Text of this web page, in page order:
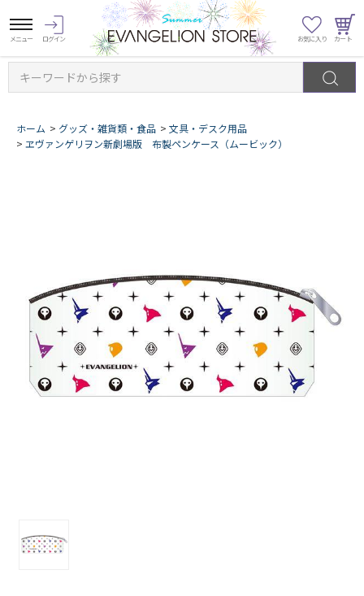
キーワードから探す
ホーム > グッズ・雑貨類・食品 > 文具・デスク用品
> ヱヴァンゲリヲン新劇場版 布製ペンケース（ムービック）